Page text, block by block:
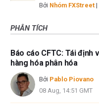
Bởi Nhóm FXStreet |
PHÂN TÍCH
Báo cáo CFTC: Tái định
hàng hóa phân hóa
Bởi Pablo Piovano
08 Aug, 14:51 GMT